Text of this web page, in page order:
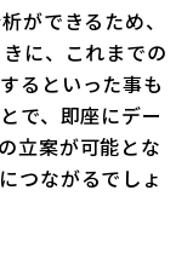
ができるため、
に、これまでの
るといった事も
で、即座にデー
立案が可能とな
つながるでしょ